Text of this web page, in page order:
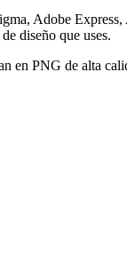
Adobe
diseño que uses.
en PNG de alta